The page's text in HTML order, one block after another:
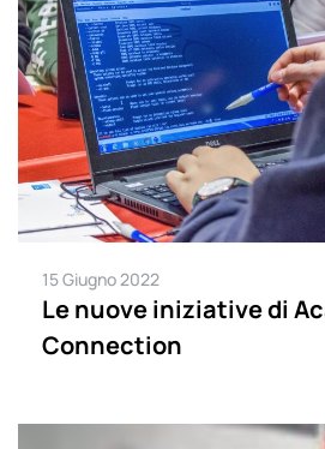
15 Giugno 2022
Le nuove iniziative di
Connection